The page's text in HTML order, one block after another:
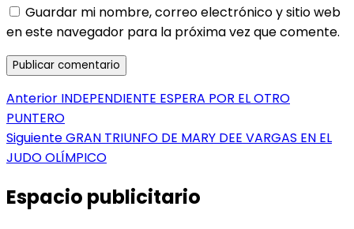
Guardar mi nombre, correo electrónico y sitio web
en este navegador para la próxima vez que comente.
Navegación
de
entradas
Anterior Entrada
anterior:
INDEPENDIENTE ESPERA POR EL OTRO
PUNTERO
SiguienteEntrada
siguiente:
GRAN TRIUNFO DE MARY DEE VARGAS EN EL
JUDO OLÍMPICO
Espacio publicitario